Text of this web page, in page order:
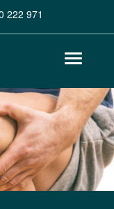
222 971
Toggle